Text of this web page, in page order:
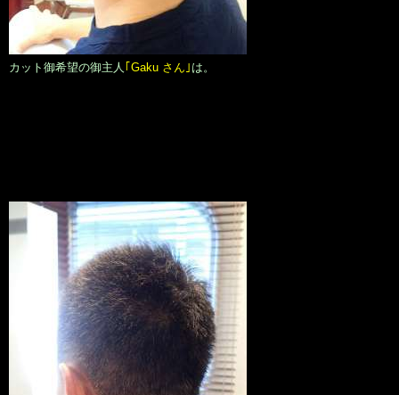
カット御希望の御主人 ｢Gaku さん｣ は。